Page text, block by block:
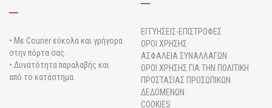
• Με Courier εύκολα και γρήγορα
στην πόρτα σας.
• Δυνατότητα παραλαβής και
από το κατάστημα.
ΕΓΓΥΗΣΕΙΣ-ΕΠΙΣΤΡΟΦΕΣ
ΟΡΟΙ ΧΡΗΣΗΣ
ΑΣΦΑΛΕΙΑ ΣΥΝΑΛΛΑΓΩΝ
ΟΡΟΙ ΧΡΗΣΗΣ ΓΙΑ ΤΗΝ ΠΟΛΙΤΙΚΗ
ΠΡΟΣΤΑΣΙΑΣ ΠΡΟΣΩΠΙΚΩΝ
ΔΕΔΟΜΕΝΩΝ
COOKIES